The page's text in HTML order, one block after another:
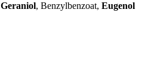
Geraniol, Benzylbenzoat, Eugenol